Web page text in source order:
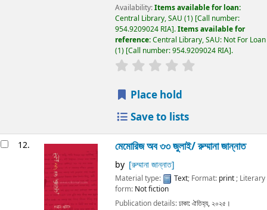
Availability:Items available for loan:
Central Library, SAU (1) Call number:
954.9209024 RIA .Items available for
reference:Central Library, SAU: Not For Loan
(1) Call number:954.9209024 RIA .
Place hold
Save to lists
12. মেমোরিজ অব ৩৩ জুলাই/রুম্মানা জান্নাত
by [রুম্মানা জান্নাত]
Material type: Text; Format: print; Literary
form: Not fiction
Publication details:ঢাকা:ঐতিহ্য,২০২৫।